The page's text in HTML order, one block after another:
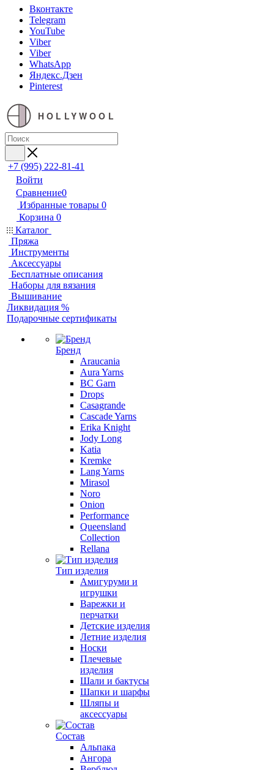
Вконтакте
Telegram
YouTube
Viber
Viber
WhatsApp
Яндекс.Дзен
Pinterest
HOLLYWOOL
+7 (995) 222-81-41
Войти
Сравнение0
Избранные товары 0
Корзина 0
Каталог
Пряжа
Инструменты
Аксессуары
Бесплатные описания
Наборы для вязания
Вышивание
Ликвидация %
Подарочные сертификаты
Бренд
Araucania
Aura Yarns
BC Garn
Drops
Casagrande
Cascade Yarns
Erika Knight
Jody Long
Katia
Kremke
Lang Yarns
Mirasol
Noro
Onion
Performance
Queensland
Collection
Rellana
Тип изделия
Амигуруми и
игрушки
Варежки и
перчатки
Детские изделия
Летние изделия
Носки
Плечевые
изделия
Шали и бактусы
Шапки и шарфы
Шляпы и
аксессуары
Состав
Альпака
Ангора